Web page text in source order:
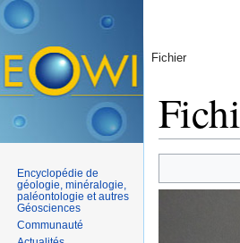
Fichier
Encyclopédie de
géologie, minéralogie,
paléontologie et autres
Géosciences
Communauté